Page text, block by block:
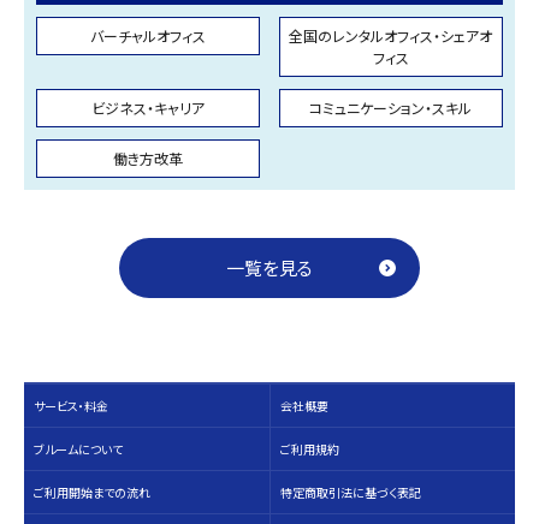
バーチャルオフィス
全国のレンタルオフィス・シェアオ
フィス
ビジネス・キャリア コミュニケーション・スキル
働き方改革
一覧を見る
サービス・料⾦
ブルームについて
ご利用開始までの流れ
会社概要
ご利用規約
特定商取引法に基づく表記